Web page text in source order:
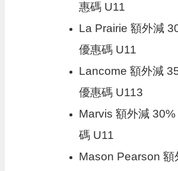
惠碼 U11
La Prairie 額外減
優惠碼 U11
Lancome 額外減
優惠碼 U113
Marvis 額外減 30%
碼 U11
Mason Pearson 額